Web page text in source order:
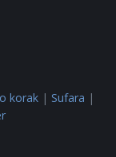
korak | Sufara |